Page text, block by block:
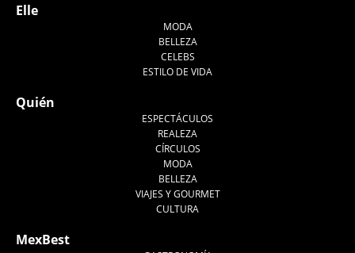
Elle
MODA
BELLEZA
CELEBS
ESTILO DE VIDA
Quién
ESPECTÁCULOS
REALEZA
CÍRCULOS
MODA
BELLEZA
VIAJES Y GOURMET
CULTURA
MexBest